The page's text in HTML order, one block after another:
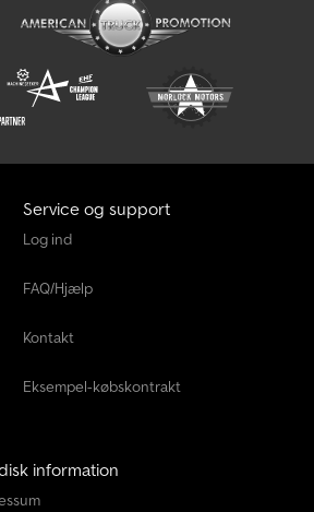
Service og support
Log ind
FAQ/Hjælp
Kontakt
Eksempel-købskontrakt
information